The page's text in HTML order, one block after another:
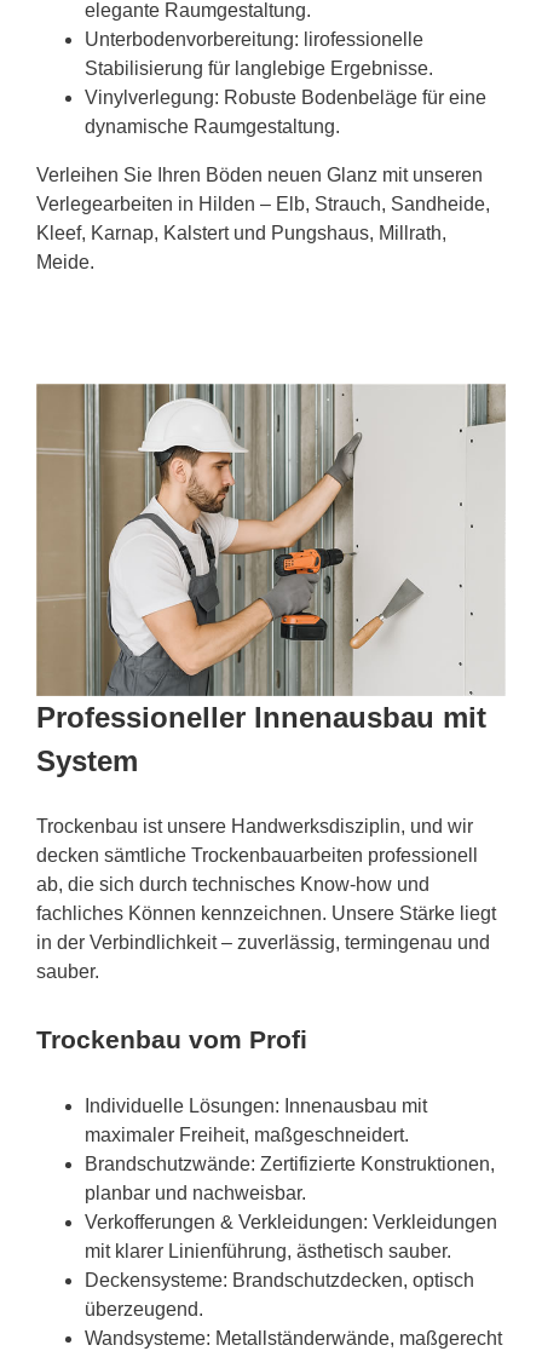
elegante Raumgestaltung.
Unterbodenvorbereitung: lirofessionelle
Stabilisierung für langlebige Ergebnisse.
Vinylverlegung: Robuste Bodenbeläge für eine
dynamische Raumgestaltung.
Verleihen Sie Ihren Böden neuen Glanz mit unseren
Verlegearbeiten in Hilden – Elb, Strauch, Sandheide,
Kleef, Karnap, Kalstert und Pungshaus, Millrath,
Meide.
Professioneller Innenausbau mit
System
Trockenbau ist unsere Handwerksdisziplin, und wir
decken sämtliche Trockenbauarbeiten professionell
ab, die sich durch technisches Know-how und
fachliches Können kennzeichnen. Unsere Stärke liegt
in der Verbindlichkeit – zuverlässig, termingenau und
sauber.
Trockenbau vom Profi
Individuelle Lösungen: Innenausbau mit
maximaler Freiheit, maßgeschneidert.
Brandschutzwände: Zertifizierte Konstruktionen,
planbar und nachweisbar.
Verkofferungen & Verkleidungen: Verkleidungen
mit klarer Linienführung, ästhetisch sauber.
Deckensysteme: Brandschutzdecken, optisch
überzeugend.
Wandsysteme: Metallständerwände, maßgerecht